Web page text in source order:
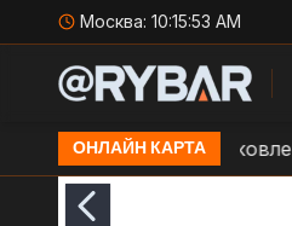
Москва: 10:15:54 AM
ОНЛАЙН КАРТА
в н.п. Новояковлевка